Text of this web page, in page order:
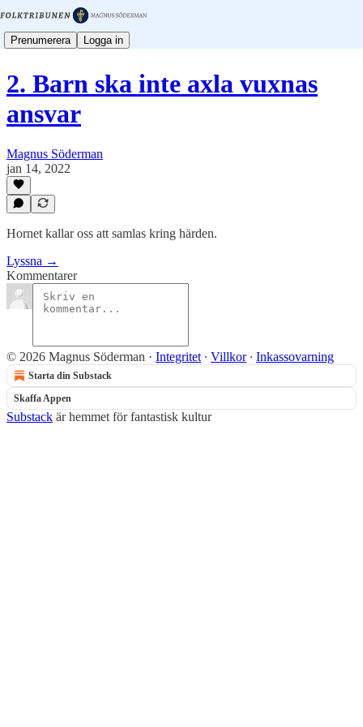
Prenumerera Logga in
2. Barn ska inte axla vuxnas
ansvar
Magnus Söderman
jan 14, 2022
Hornet kallar oss att samlas kring härden.
Lyssna →
Kommentarer
© 2026 Magnus Söderman · Integritet ∙ Villkor∙ Inkassovarning
Starta din Substack
Skaffa Appen
Substack är hemmet för fantastisk kultur